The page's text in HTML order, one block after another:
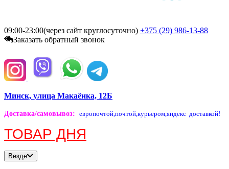
09:00-23:00(через сайт круглосуточно) +375 (29) 986-13-88
Заказать обратный звонок
Минск, улица Макаёнка, 12Б
Доставка/самовывоз: европочтой,почтой,курьером,яндекс доставкой!
ТОВАР ДНЯ
Везде